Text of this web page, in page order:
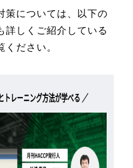
策については、以下の
詳しくご紹介している
ださい。